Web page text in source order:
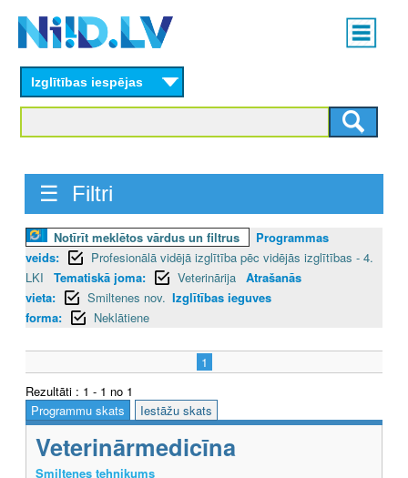
content
Main
menu
Izglītības iespējas
☰ Filtri
Notīrīt meklētos vārdus un filtrus
Programmas
veids:
Profesionālā vidējā izglītība pēc vidējās izglītības - 4.
LKI
Tematiskā joma: Veterinārija Atrašanās
vieta:
Smiltenes nov. Izglītības ieguves
forma:
Neklātiene
1
Rezultāti : 1 - 1 no 1
Programmu skats
Iestāžu skats
Veterinārmedicīna
Smiltenes tehnikums